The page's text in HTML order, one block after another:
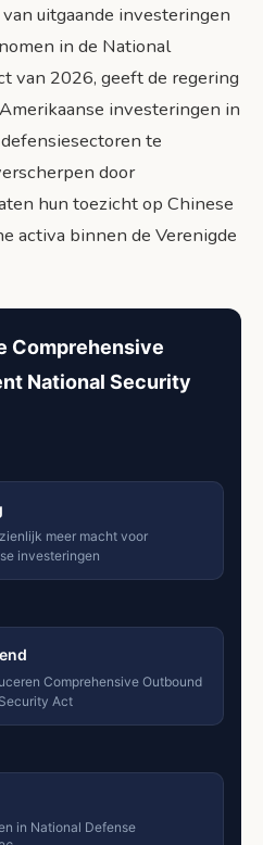
uitgaande investeringen
in de National
van 2026, geeft de regering
investeringen in
te
door
hun toezicht op Chinese
activa binnen de Verenigde
Comprehensive
National Security
meer macht voor
investeringen
Comprehensive Outbound
Act
in National Defense